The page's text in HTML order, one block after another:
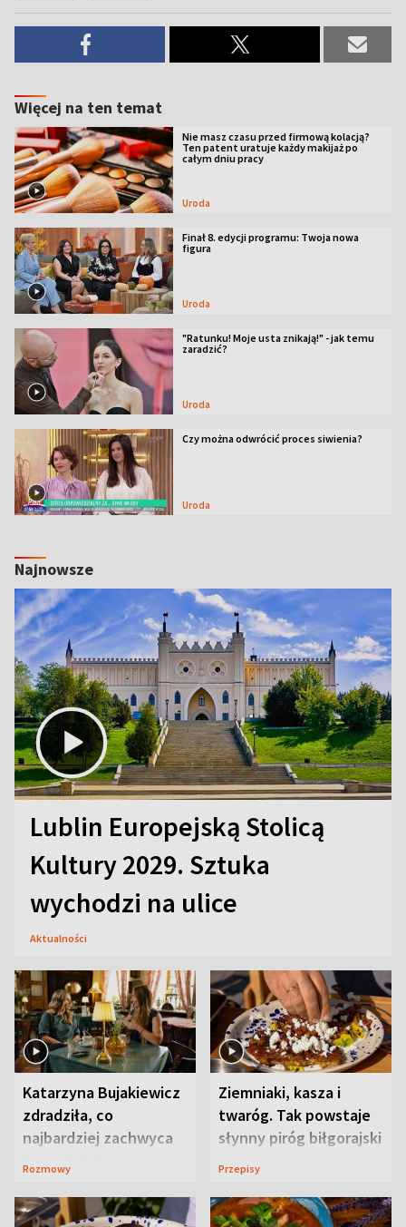
Więcej na ten temat
Nie masz czasu przed firmową kolacją?
Ten patent uratuje każdy makijaż po
całym dniu pracy
Uroda
Finał 8. edycji programu: Twoja nowa
figura
Uroda
"Ratunku! Moje usta znikają!" - jak temu
zaradzić?
Uroda
Czy można odwrócić proces siwienia?
Uroda
Najnowsze
Lublin Europejską Stolicą
Kultury 2029. Sztuka
wychodzi na ulice
Aktualności
Katarzyna Bujakiewicz
zdradziła, co
najbardziej zachwyca
ją w Lublinie
Rozmowy
Ziemniaki, kasza i
twaróg. Tak powstaje
słynny piróg biłgorajski
Przepisy